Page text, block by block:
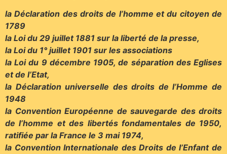
la Déclaration des droits de l’homme et du citoyen de
1789
la Loi du 29 juillet 1881 sur la liberté de la presse,
la Loi du 1° juillet 1901 sur les associations
la Loi du 9 décembre 1905, de séparation des Eglises
et de l’Etat,
la Déclaration universelle des droits de l’Homme de
1948
la Convention Européenne de sauvegarde des droits
de l’homme et des libertés fondamentales de 1950,
ratifiée par la France le 3 mai 1974,
la Convention Internationale des Droits de l’Enfant de